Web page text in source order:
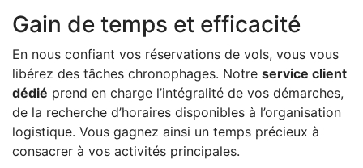
Gain de temps et efficacité
En nous confiant vos réservations de vols, vous vous
libérez des tâches chronophages. Notre service client
dédié prend en charge l’intégralité de vos démarches,
de la recherche d’horaires disponibles à l’organisation
logistique. Vous gagnez ainsi un temps précieux à
consacrer à vos activités principales.